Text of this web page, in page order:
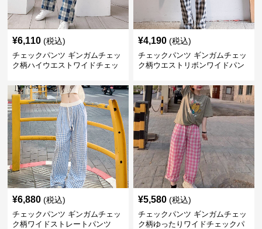
¥6,110 (税込)
チェックパンツ ギンガムチェッ
ク柄ハイウエストワイドチェッ
¥4,190 (税込)
チェックパンツ ギンガムチェッ
ク柄ウエストリボンワイドパン
¥6,880 (税込)
チェックパンツ ギンガムチェッ
ク柄ワイドストレートパンツ
¥5,580 (税込)
チェックパンツ ギンガムチェッ
ク柄ゆったりワイドチェックパ